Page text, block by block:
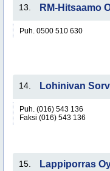
13. RM-Hitsaamo
Puh. 0500 510 630
14. Lohinivan
Puh. (016) 543 136
Faksi (016) 543 136
15. Lappiporras